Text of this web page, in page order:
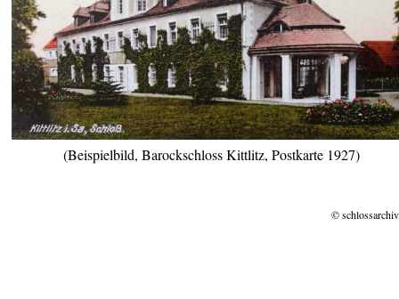
(Beispielbild, Barockschloss Kittlitz, Postkarte 1927)
©